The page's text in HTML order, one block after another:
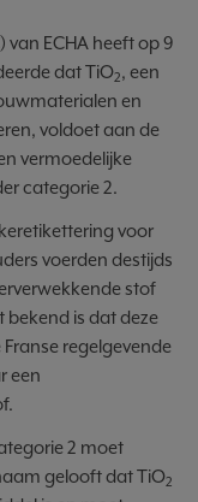
van ECHA heeft op 9
dat TiO2, een
en
voldoet aan de
vermoedelijke
categorie 2.
voor
voerden destijds
stof
bekend is dat deze
regelgevende
een
2 moet
gelooft dat TiO2